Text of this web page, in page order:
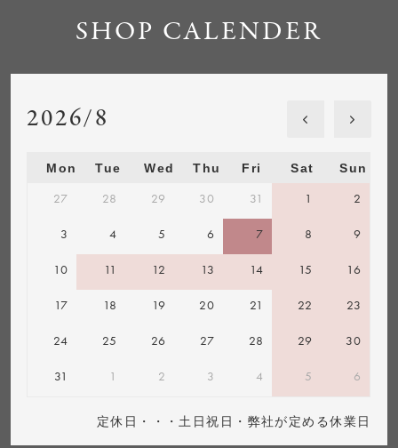
SHOP CALENDER
2026/8
Mon Tue Wed Thu Fri Sat Sun
27 28 29 30 31 1 2
3 4 5 6 7 8 9
10 11 12 13 14 15 16
17 18 19 20 21 22 23
24 25 26 27 28 29 30
31 1 2 3 4 5 6
定休日・・・土日祝日・弊社が定める休業日